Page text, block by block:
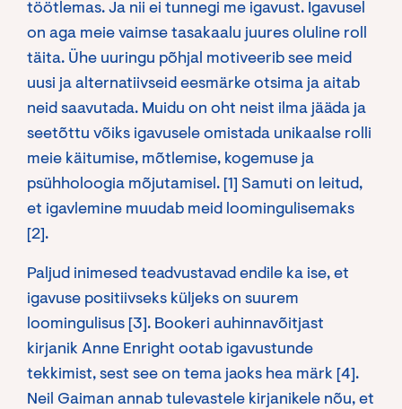
töötlemas. Ja nii ei tunnegi me igavust. Igavusel
on aga meie vaimse tasakaalu juures oluline roll
täita. Ühe uuringu põhjal motiveerib see meid
uusi ja alternatiivseid eesmärke otsima ja aitab
neid saavutada. Muidu on oht neist ilma jääda ja
seetõttu võiks igavusele omistada unikaalse rolli
meie käitumise, mõtlemise, kogemuse ja
psühholoogia mõjutamisel. [1] Samuti on leitud,
et igavlemine muudab meid loomingulisemaks
[2].
Paljud inimesed teadvustavad endile ka ise, et
igavuse positiivseks küljeks on suurem
loomingulisus [3]. Bookeri auhinnavõitjast
kirjanik Anne Enright ootab igavustunde
tekkimist, sest see on tema jaoks hea märk [4].
Neil Gaiman annab tulevastele kirjanikele nõu, et